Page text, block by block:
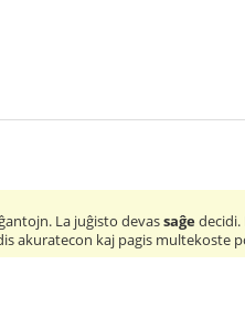
La juĝisto devassaĝedecidi.
akuratecon kaj pagis multekoste